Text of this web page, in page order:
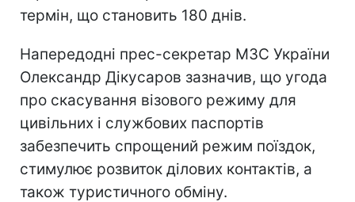
термін, що становить 180 днів.
Напередодні прес-секретар МЗС України
Олександр Дікусаров зазначив, що угода
про скасування візового режиму для
цивільних і службових паспортів
забезпечить спрощений режим поїздок,
стимулює розвиток ділових контактів, а
також туристичного обміну.